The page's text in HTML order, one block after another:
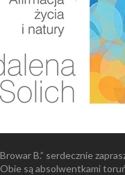
B.” serdecznie
są absolwentkami